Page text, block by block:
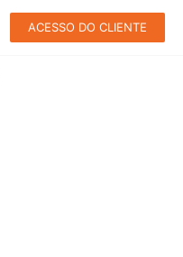
ACESSO DO CLIENTE